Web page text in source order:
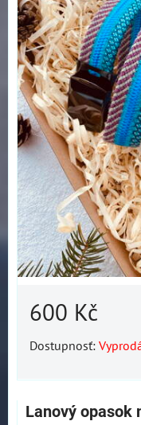
600 Kč
Dostupnosť:
Lanový opasok